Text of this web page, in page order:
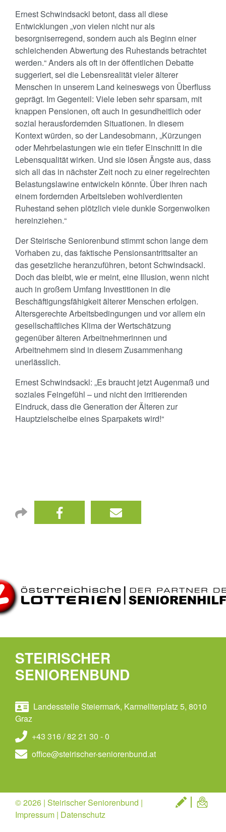
Ernest Schwindsackl betont, dass all diese
Entwicklungen „von vielen nicht nur als
besorgniserregend, sondern auch als Beginn einer
schleichenden Abwertung des Ruhestands betrachtet
werden.“ Anders als oft in der öffentlichen Debatte
suggeriert, sei die Lebensrealität vieler älterer
Menschen in unserem Land keineswegs von Überfluss
geprägt. Im Gegenteil: Viele leben sehr sparsam, mit
knappen Pensionen, oft auch in gesundheitlich oder
sozial herausfordernden Situationen. In diesem
Kontext würden, so der Landesobmann, „Kürzungen
oder Mehrbelastungen wie ein tiefer Einschnitt in die
Lebensqualität wirken. Und sie lösen Ängste aus, dass
sich all das in nächster Zeit noch zu einer regelrechten
Belastungslawine entwickeln könnte. Über ihren nach
einem fordernden Arbeitsleben wohlverdienten
Ruhestand sehen plötzlich viele dunkle Sorgenwolken
hereinziehen.“
Der Steirische Seniorenbund stimmt schon lange dem
Vorhaben zu, das faktische Pensionsantrittsalter an
das gesetzliche heranzuführen, betont Schwindsackl.
Doch das bleibt, wie er meint, eine Illusion, wenn nicht
auch in großem Umfang Investitionen in die
Beschäftigungsfähigkeit älterer Menschen erfolgen.
Altersgerechte Arbeitsbedingungen und vor allem ein
gesellschaftliches Klima der Wertschätzung
gegenüber älteren Arbeitnehmerinnen und
Arbeitnehmern sind in diesem Zusammenhang
unerlässlich.
Ernest Schwindsackl: „Es braucht jetzt Augenmaß und
soziales Feingefühl – und nicht den irritierenden
Eindruck, dass die Generation der Älteren zur
Hauptzielscheibe eines Sparpakets wird!“
STEIRISCHER
SENIORENBUND
Landesstelle Steiermark, Karmeliterplatz 5, 8010
Graz
+43 316 / 82 21 30 - 0
office@steirischer-seniorenbund.at
© 2026 | Steirischer Seniorenbund |
Impressum | Datenschutz